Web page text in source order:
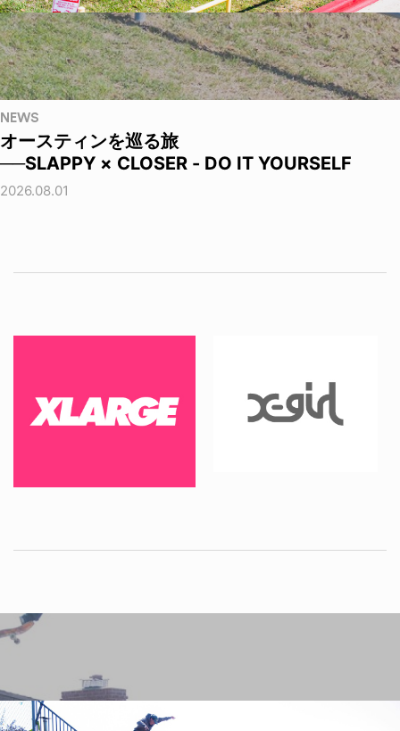
NEWS
オースティンを巡る旅
──SLAPPY × CLOSER - DO IT YOURSELF
2026.08.01